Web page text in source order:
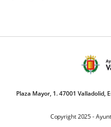
Plaza Mayor, 1. 47001 Valladolid,
Copyright 2025 -